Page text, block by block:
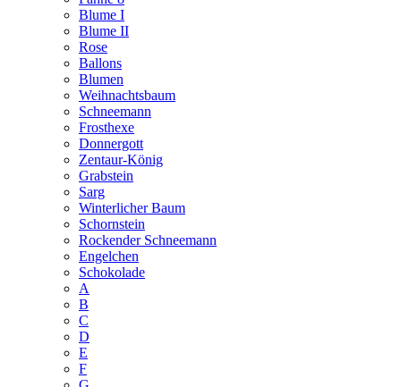
Blume I
Blume II
Rose
Ballons
Blumen
Weihnachtsbaum
Schneemann
Frosthexe
Donnergott
Zentaur-König
Grabstein
Sarg
Winterlicher Baum
Schornstein
Rockender Schneemann
Engelchen
Schokolade
A
B
C
D
E
F